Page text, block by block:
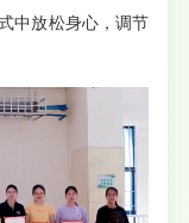
中放松身心，调节